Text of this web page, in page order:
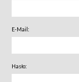
E-Mail:
Hasło: